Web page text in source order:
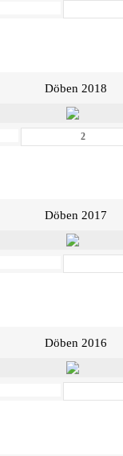
Döben 2018
Döben 2017
Döben 2016